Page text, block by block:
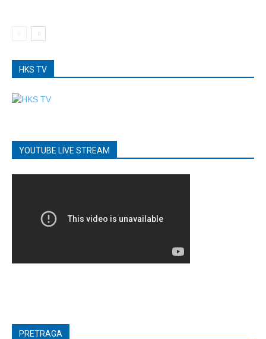
HKS TV
YOUTUBE LIVE STREAM
PRETRAGA